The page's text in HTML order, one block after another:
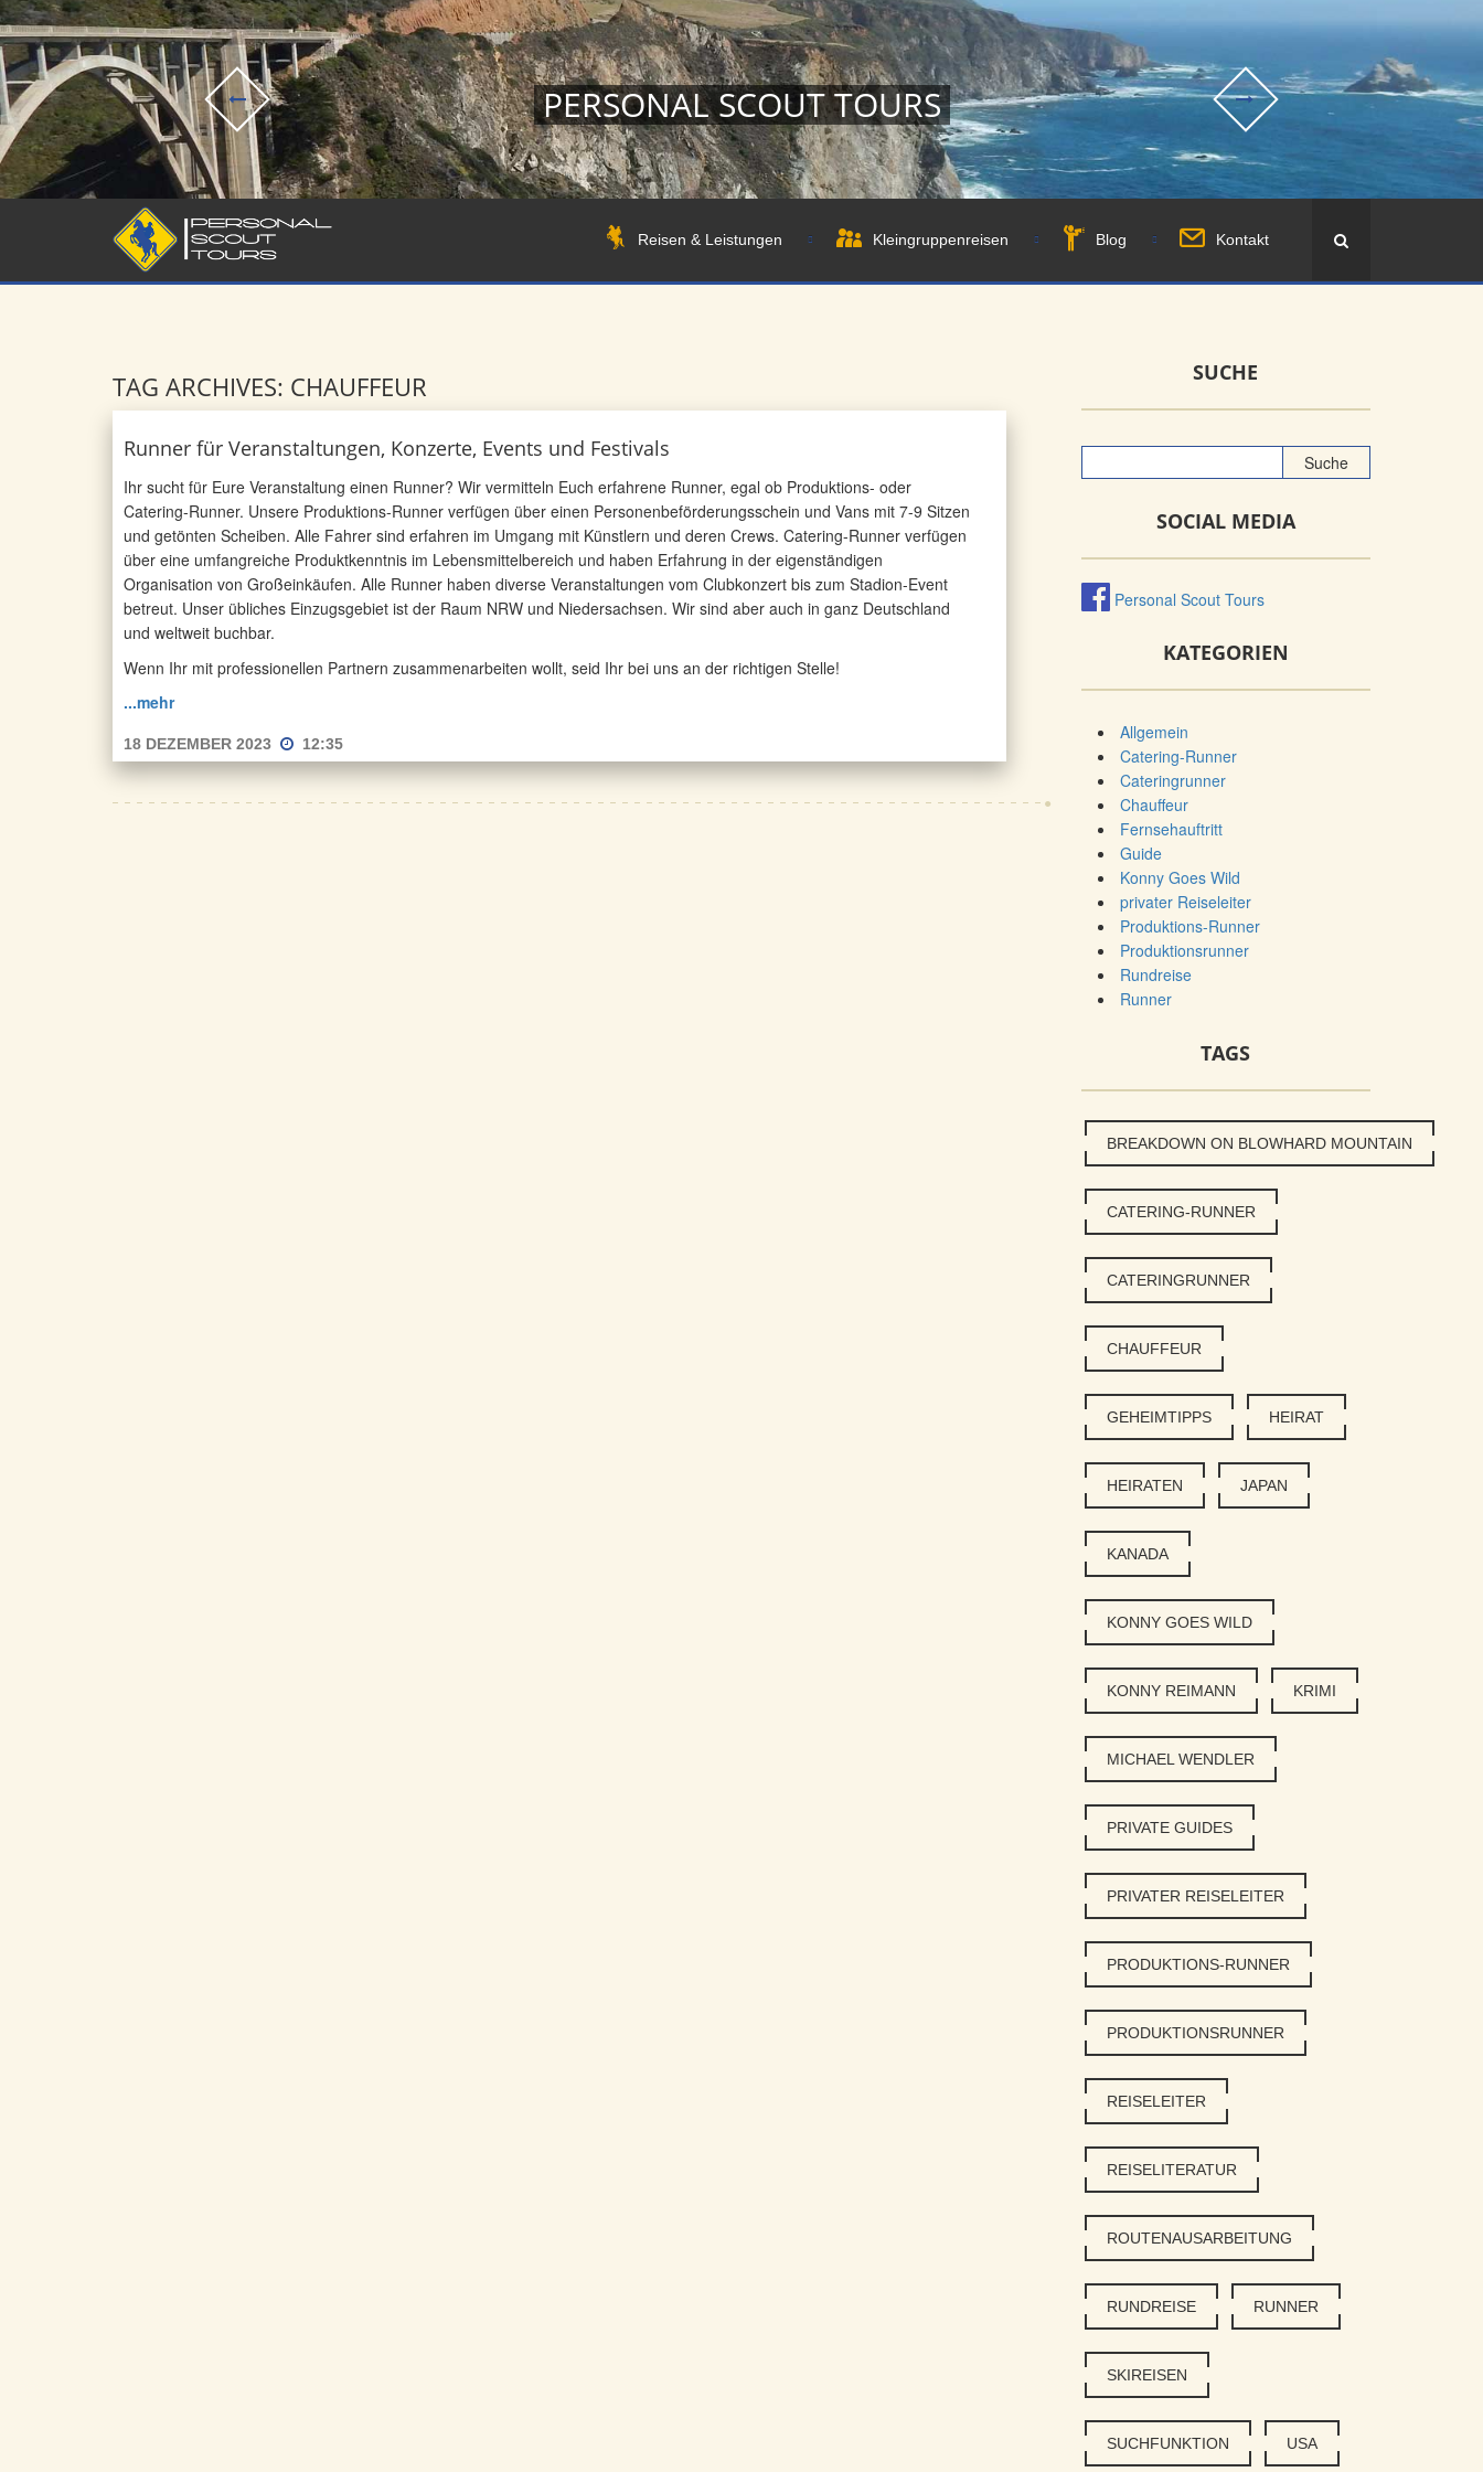
PERSONAL SCOUT TOURS
Reisen & Leistungen Kleingruppenreisen Blog Kontakt
TAG ARCHIVES: CHAUFFEUR
Runner für Veranstaltungen, Konzerte, Events und Festivals
Ihr sucht für Eure Veranstaltung einen Runner? Wir vermitteln Euch erfahrene Runner, egal ob Produktions- oder
Catering-Runner. Unsere Produktions-Runner verfügen über einen Personenbeförderungsschein und Vans mit 7-9 Sitzen
und getönten Scheiben. Alle Fahrer sind erfahren im Umgang mit Künstlern und deren Crews. Catering-Runner verfügen
über eine umfangreiche Produktkenntnis im Lebensmittelbereich und haben Erfahrung in der eigenständigen
Organisation von Großeinkäufen. Alle Runner haben diverse Veranstaltungen vom Clubkonzert bis zum Stadion-Event
betreut. Unser übliches Einzugsgebiet ist der Raum NRW und Niedersachsen. Wir sind aber auch in ganz Deutschland
und weltweit buchbar.
Wenn Ihr mit professionellen Partnern zusammenarbeiten wollt, seid Ihr bei uns an der richtigen Stelle!
...mehr
18 DEZEMBER 2023 12:35
SUCHE
SOCIAL MEDIA
Personal Scout Tours
KATEGORIEN
Allgemein
Catering-Runner
Cateringrunner
Chauffeur
Fernsehauftritt
Guide
Konny Goes Wild
privater Reiseleiter
Produktions-Runner
Produktionsrunner
Rundreise
Runner
TAGS
BREAKDOWN ON BLOWHARD MOUNTAIN
CATERING-RUNNER
CATERINGRUNNER
CHAUFFEUR
GEHEIMTIPPS HEIRAT
HEIRATEN JAPAN
KANADA
KONNY GOES WILD
KONNY REIMANN KRIMI
MICHAEL WENDLER
PRIVATE GUIDES
PRIVATER REISELEITER
PRODUKTIONS-RUNNER
PRODUKTIONSRUNNER
REISELEITER
REISELITERATUR
ROUTENAUSARBEITUNG
RUNDREISE RUNNER
SKIREISEN
SUCHFUNKTION USA